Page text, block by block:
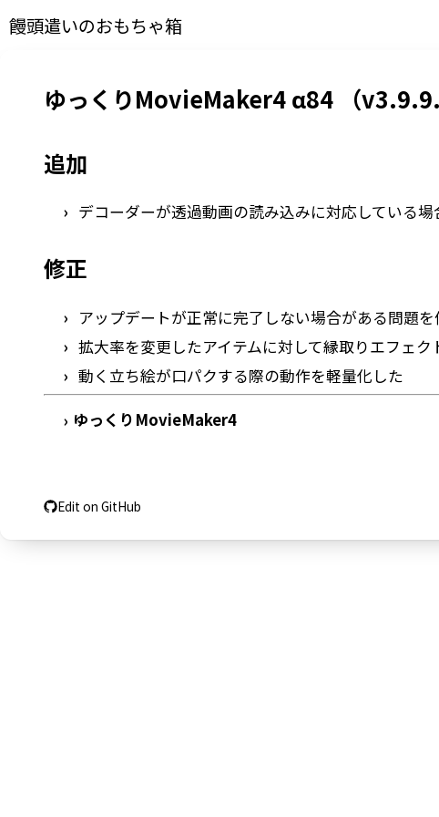
饅頭遣いのおもちゃ箱
ゆっくりMovieMaker4 α84 （
追加
デコーダーが透過動画の読み込みに対応している
修正
アップデートが正常に完了しない場合がある問題を
拡大率を変更したアイテムに対して縁取りエフェ
動く立ち絵が口パクする際の動作を軽量化した
› ゆっくりMovieMaker4
Edit on GitHub